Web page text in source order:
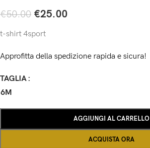
€50.00 €25.00
t-shirt 4sport
Approfitta della spedizione rapida e sicura!
TAGLIA
6M
AGGIUNGI AL CARRELLO
ACQUISTA ORA